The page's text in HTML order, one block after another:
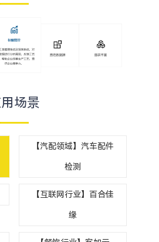
场景
【汽配领域】汽车配件
检测
【互联网行业】百合佳
缘